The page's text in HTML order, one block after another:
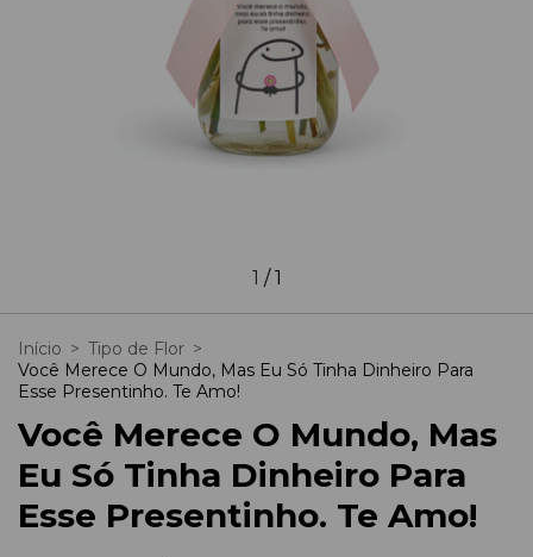
1 /1
Início > Tipo de Flor >
Você Merece O Mundo, Mas Eu Só Tinha Dinheiro Para
Esse Presentinho. Te Amo!
Você Merece O Mundo, Mas
Eu Só Tinha Dinheiro Para
Esse Presentinho. Te Amo!